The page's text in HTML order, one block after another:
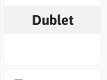
Dublet